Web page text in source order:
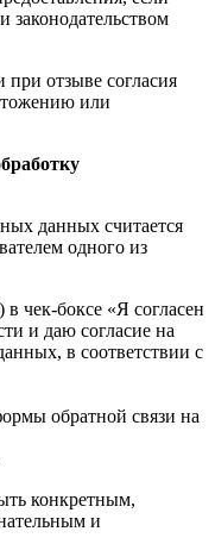
законодательством
отзыве согласия
или
данных считается
одного из
чек-боксе «Я согласен
и даю согласие на
в соответствии с
обратной связи на
конкретным,
и